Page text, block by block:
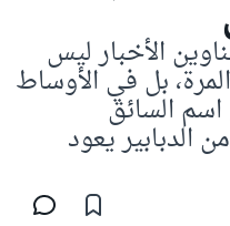
الأخبار ليس
1 هذه المرة، بل في الأوساط
السائق
الدبابير يعود